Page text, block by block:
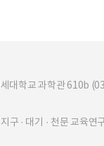
세대학교 과학관 610b
구 · 대기 · 천문 교육연